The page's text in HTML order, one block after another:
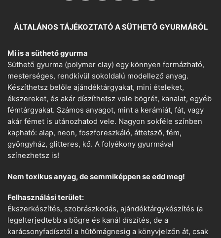
ÁLTALÁNOS TÁJÉKOZTATÓ A SÜTHETŐ GYURMÁRÓL
Mi is a süthető gyurma
Süthető gyurma (polymer clay) egy könnyen formázható,
mesterséges, rendkívül sokoldalú modellező anyag.
Készíthetsz belőle ajándéktárgyakat, mini ételeket,
ékszereket, és akár díszíthetsz vele bögrét, kanalat, egyéb
fémtárgyakat. Számos anyagot, mint a kerámiát, fát, vagy
akár fémet is utánozhatod vele. Nagyon sokféle színben
kapható: alap, neon, foszforeszkáló, áttetsző, fém,
gyöngyház, glitteres, kő. A folyékony gyurmával
színezhetsz is!
Nem toxikus anyag, de semmiképpen se edd meg!
Felhasználási terület:
Ékszerkészítés, szobrászkodás, ajándéktárgykészítés (a
legelterjedtebb a bögre és kanál díszítés, de a
karácsonyfadísztől a hűtőmágnesig a könyvjelzőn át, csak